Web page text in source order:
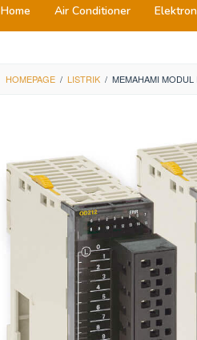
Home Air Conditioner
HOMEPAGE / LISTRIK / MEMAHAMI